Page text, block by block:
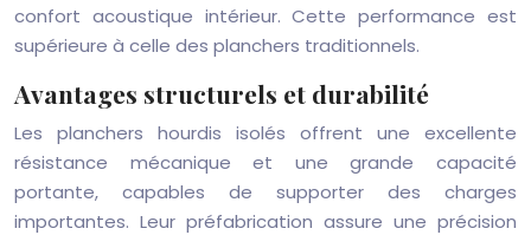
confort acoustique intérieur. Cette performance est
supérieure à celle des planchers traditionnels.
Avantages structurels et durabilité
Les planchers hourdis isolés offrent une excellente
résistance mécanique et une grande capacité
portante, capables de supporter des charges
importantes. Leur préfabrication assure une précision